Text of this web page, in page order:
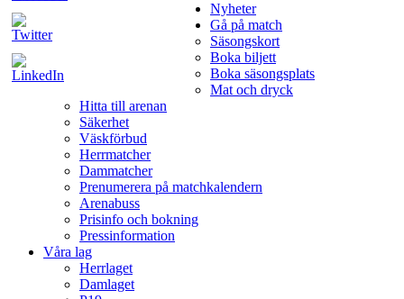
Nyheter
Gå på match
Säsongskort
Boka biljett
Boka säsongsplats
Mat och dryck
Hitta till arenan
Säkerhet
Väskförbud
Herrmatcher
Dammatcher
Prenumerera på matchkalendern
Arenabuss
Prisinfo och bokning
Pressinformation
Våra lag
Herrlaget
Damlaget